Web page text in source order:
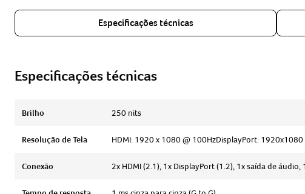
Especificações técnicas
Especificações técnicas
Brilho 250 nits
Resolução de Tela HDMI: 1920 x 1080 @ 100HzDisplayPort:
Conexão 2x HDMI (2.1), 1x DisplayPort (1.2), 1x saída de